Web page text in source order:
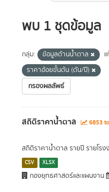
พบ 1 ชุดข้อมูล
กลุ่ม: ข้อมูลด้านน้ำตาล
ราคาอ้อยขั้นต้น (ตัน/ปี)
กรองผลลัพธ์
สถิติราคาน้ำตาล 6853
สถิติราคาน้ำตาล รายปี รายโรง
CSV XLSX
กองยุทธศาสตร์และแผนงาน